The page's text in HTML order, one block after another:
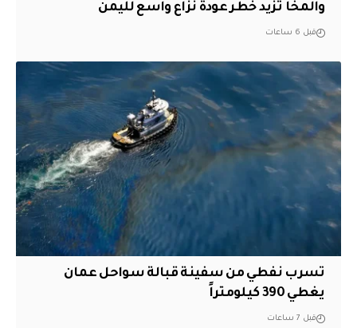
والمخا تزيد خطر عودة نزاع واسع لليمن
قبل 6 ساعات
تسرب نفطي من سفينة قبالة سواحل عمان
يغطي 390 كيلومتراً
قبل 7 ساعات